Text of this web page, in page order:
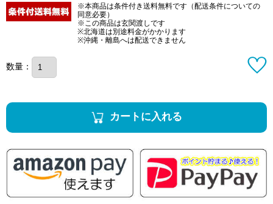
※本商品は条件付き送料無料です（配送条件についての
同意必要）
※この商品は玄関渡しです
※北海道は別途料金がかかります
※沖縄・離島へは配送できません
数量：
カートに入れる